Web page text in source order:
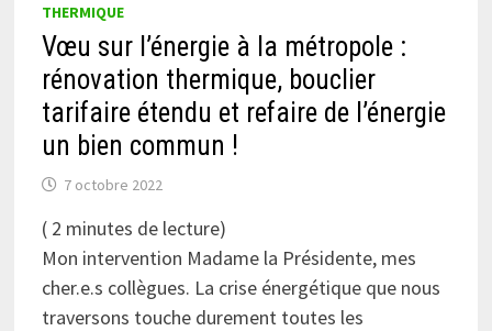
THERMIQUE
Vœu sur l’énergie à la métropole :
rénovation thermique, bouclier
tarifaire étendu et refaire de l’énergie
un bien commun !
7 octobre 2022
( 2 minutes de lecture)
Mon intervention Madame la Présidente, mes
cher.e.s collègues. La crise énergétique que nous
traversons touche durement toutes les